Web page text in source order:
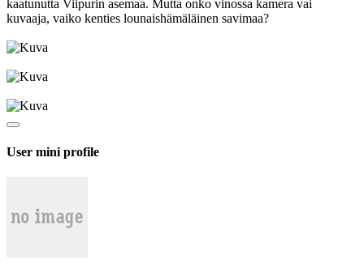
kaatunutta Viipurin asemaa. Mutta onko vinossa kamera vai
kuvaaja, vaiko kenties lounaishämäläinen savimaa?
User mini profile